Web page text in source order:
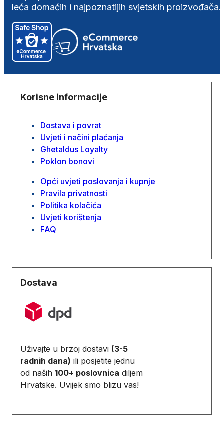
leća domaćih i najpoznatijih svjetskih proizvođača.
Korisne informacije
Dostava i povrat
Uvjeti i načini plaćanja
Ghetaldus Loyalty
Poklon bonovi
Opći uvjeti poslovanja i kupnje
Pravila privatnosti
Politika kolačića
Uvjeti korištenja
FAQ
Dostava
Uživajte u brzoj dostavi (3-5
radnih dana) ili posjetite jednu
od naših 100+ poslovnica diljem
Hrvatske. Uvijek smo blizu vas!